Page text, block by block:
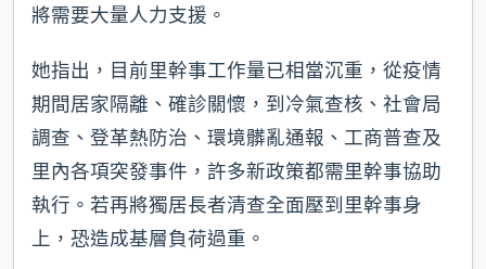
將需要大量人力支援。
她指出，目前里幹事工作量已相當沉重，從疫情
期間居家隔離、確診關懷，到冷氣查核、社會局
調查、登革熱防治、環境髒亂通報、工商普查及
里內各項突發事件，許多新政策都需里幹事協助
執行。若再將獨居長者清查全面壓到里幹事身
上，恐造成基層負荷過重。